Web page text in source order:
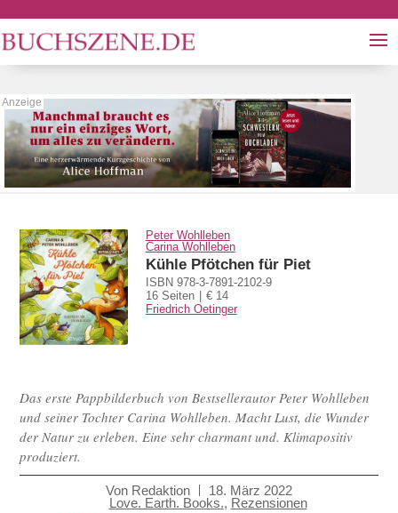
Peter Wohlleben
Carina Wohlleben
Kühle Pfötchen für Piet
ISBN 978-3-7891-2102-9
16 Seiten
€ 14
Friedrich Oetinger
Das erste Pappbilderbuch von Bestsellerautor Peter Wohlleben
und seiner Tochter Carina Wohlleben. Macht Lust, die Wunder
der Natur zu erleben. Eine sehr charmant und. Klimapositiv
produziert.
Von Redaktion
18. März 2022
Love. Earth. Books., Rezensionen